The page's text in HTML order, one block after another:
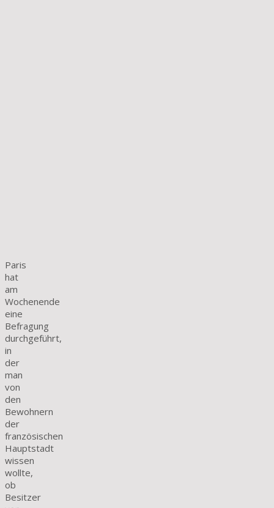
Paris
hat
am
Wochenende
eine
Befragung
durchgeführt,
in
der
man
von
den
Bewohnern
der
französischen
Hauptstadt
wissen
wollte,
ob
Besitzer